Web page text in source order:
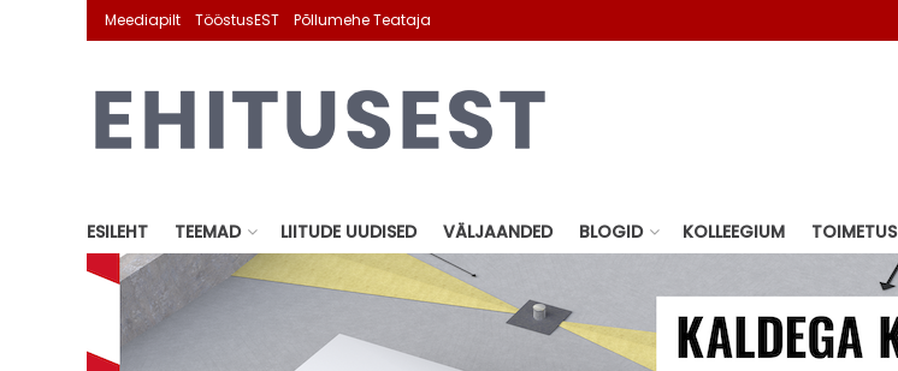
Meediapilt TööstusEST Põllumehe Teataja
ESILEHT TEEMAD LIITUDE UUDISED VÄLJAANDED BLOGID KOLLEEGIUM TOIMETUS